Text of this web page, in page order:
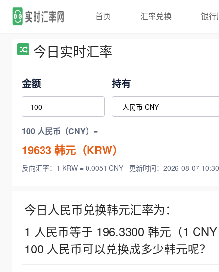
首页 汇率兑换 银行
今日实时汇率
金额 持有
100 人民币（CNY）=
19633韩元（KRW）
反向汇率：1 KRW = 0.0051 CNY 更新时间：2026-08-07
今日人民币兑换韩元汇率为：
1 人民币等于 196.3300 韩元（1
100 人民币可以兑换成多少韩元呢？